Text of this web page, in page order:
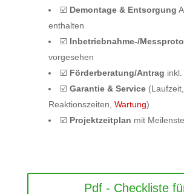
☑️ Demontage & Entsorgung
enthalten
☑️ Inbetriebnahme-/
vorgesehen
☑️ Förderberatung/Antrag
☑️ Garantie & Service(Laufzeit,
Reaktionszeiten, Wartung)
☑️ Projektzeitplan mit
Pdf - Checkliste